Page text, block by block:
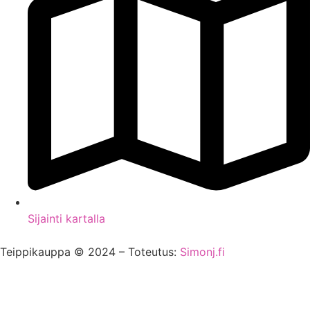
Sijainti kartalla
Teippikauppa © 2024 – Toteutus: Simonj.fi